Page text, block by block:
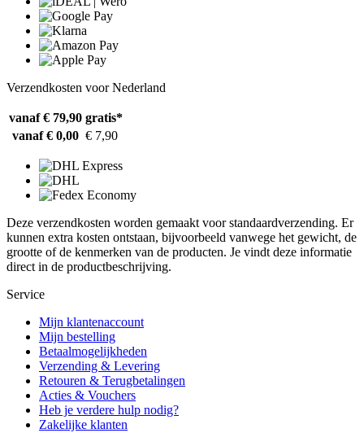
Verzendkosten voor Nederland
vanaf € 79,90 gratis*
vanaf € 0,00 € 7,90
Deze verzendkosten worden gemaakt voor standaardverzending. Er
kunnen extra kosten ontstaan, bijvoorbeeld vanwege het gewicht, de
grootte of de kenmerken van de producten. Je vindt deze informatie
direct in de productbeschrijving.
Service
Mijn klantenaccount
Mijn bestelling
Betaalmogelijkheden
Verzending & Levering
Retouren & Terugbetalingen
Acties & Vouchers
Heb je verdere hulp nodig?
Zakelijke klanten